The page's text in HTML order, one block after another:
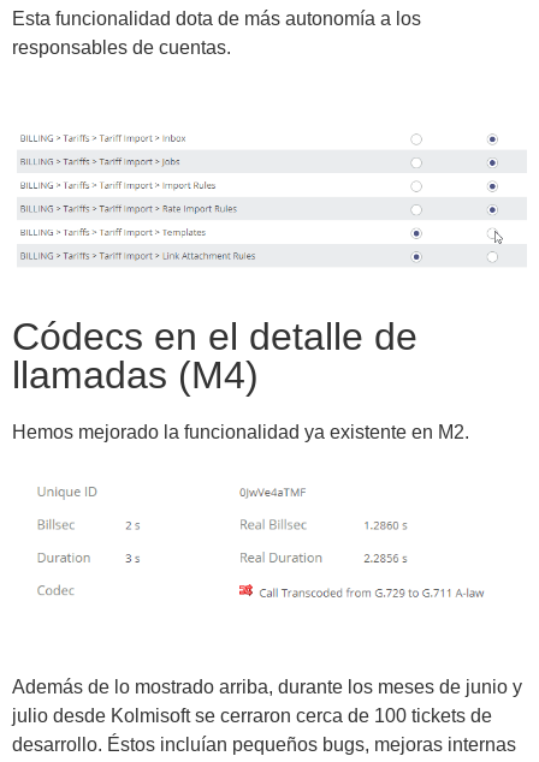
Esta funcionalidad dota de más autonomía a los
responsables de cuentas.
Códecs en el detalle de
llamadas (M4)
Hemos mejorado la funcionalidad ya existente en M2.
Además de lo mostrado arriba, durante los meses de junio y
julio desde Kolmisoft se cerraron cerca de 100 tickets de
desarrollo. Éstos incluían pequeños bugs, mejoras internas